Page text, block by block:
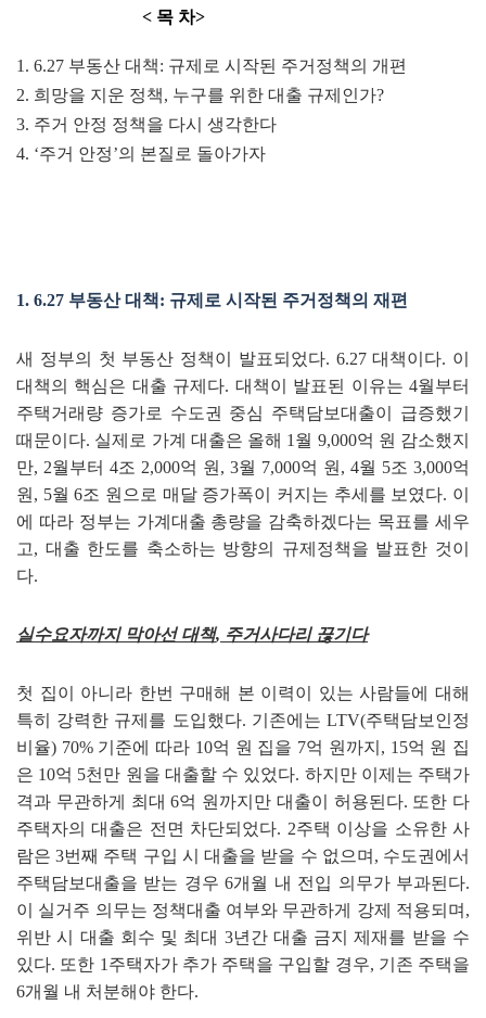
< 목 차>
1. 6.27 부동산 대책: 규제로 시작된 주거정책의 개편
2. 희망을 지운 정책, 누구를 위한 대출 규제인가?
3. 주거 안정 정책을 다시 생각한다
4. ‘주거 안정’의 본질로 돌아가자
1. 6.27 부동산 대책: 규제로 시작된 주거정책의 재편
새 정부의 첫 부동산 정책이 발표되었다. 6.27대책이다. 이
대책의 핵심은 대출 규제다. 대책이 발표된 이유는4월부터
주택거래량 증가로 수도권 중심 주택담보대출이 급증했기
때문이다. 실제로 가계 대출은 올해 1 월 9,000억 원 감소했지
만, 2월부터 4조 2,000억 원 , 3월 7,000억 원 , 4월 5조 3,000억
원 , 5월6조 원으로 매달 증가폭이 커지는 추세를 보였다. 이
에 따라 정부는 가계대출 총량을 감축하겠다는 목표를 세우
고, 대출 한도를 축소하는 방향의 규제정책을 발표한 것이
다.
실수요자까지 막아선 대책, 주거사다리 끊기다
첫 집이 아니라 한번 구매해 본 이력이 있는 사람들에 대해
특히 강력한 규제를 도입했다. 기존에는LTV(주택담보인정
비율) 70% 기준에 따라 10억 원 집을 7억 원까지 , 15억 원 집
은 10억 5천만 원을 대출할 수 있었다. 하지만 이제는 주택가
격과 무관하게 최대6억 원까지만 대출이 허용된다. 또한 다
주택자의 대출은 전면 차단되었다. 2주택 이상을 소유한 사
람은3번째 주택 구입 시 대출을 받을 수 없으며 , 수도권에서
주택담보대출을 받는 경우6개월 내 전입 의무가 부과된다.
이 실거주 의무는 정책대출 여부와 무관하게 강제 적용되며 ,
위반 시 대출 회수 및 최대 3년간 대출 금지 제재를 받을 수
있다. 또한 1 주택자가 추가 주택을 구입할 경우, 기존 주택을
6개월 내 처분해야 한다.